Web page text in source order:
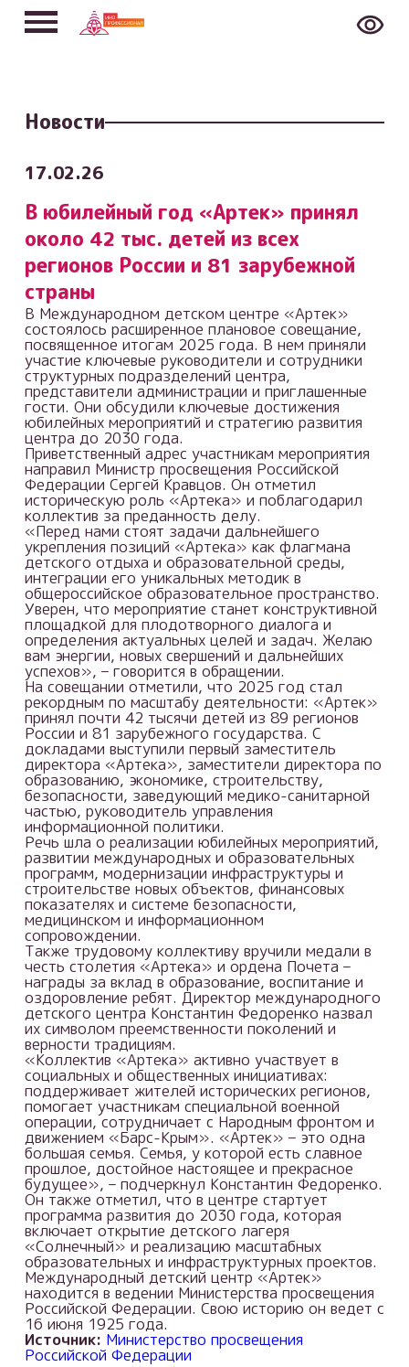
Новости
17.02.26
В юбилейный год «Артек» принял
около 42 тыс. детей из всех
регионов России и 81 зарубежной
страны
В Международном детском центре «Артек»
состоялось расширенное плановое совещание,
посвященное итогам 2025 года. В нем приняли
участие ключевые руководители и сотрудники
структурных подразделений центра,
представители администрации и приглашенные
гости. Они обсудили ключевые достижения
юбилейных мероприятий и стратегию развития
центра до 2030 года.
Приветственный адрес участникам мероприятия
направил Министр просвещения Российской
Федерации Сергей Кравцов. Он отметил
историческую роль «Артека» и поблагодарил
коллектив за преданность делу.
«Перед нами стоят задачи дальнейшего
укрепления позиций «Артека» как флагмана
детского отдыха и образовательной среды,
интеграции его уникальных методик в
общероссийское образовательное пространство.
Уверен, что мероприятие станет конструктивной
площадкой для плодотворного диалога и
определения актуальных целей и задач. Желаю
вам энергии, новых свершений и дальнейших
успехов», – говорится в обращении.
На совещании отметили, что 2025 год стал
рекордным по масштабу деятельности: «Артек»
принял почти 42 тысячи детей из 89 регионов
России и 81 зарубежного государства. С
докладами выступили первый заместитель
директора «Артека», заместители директора по
образованию, экономике, строительству,
безопасности, заведующий медико-санитарной
частью, руководитель управления
информационной политики.
Речь шла о реализации юбилейных мероприятий,
развитии международных и образовательных
программ, модернизации инфраструктуры и
строительстве новых объектов, финансовых
показателях и системе безопасности,
медицинском и информационном
сопровождении.
Также трудовому коллективу вручили медали в
честь столетия «Артека» и ордена Почета –
награды за вклад в образование, воспитание и
оздоровление ребят. Директор международного
детского центра Константин Федоренко назвал
их символом преемственности поколений и
верности традициям.
«Коллектив «Артека» активно участвует в
социальных и общественных инициативах:
поддерживает жителей исторических регионов,
помогает участникам специальной военной
операции, сотрудничает с Народным фронтом и
движением «Барс-Крым». «Артек» – это одна
большая семья. Семья, у которой есть славное
прошлое, достойное настоящее и прекрасное
будущее», – подчеркнул Константин Федоренко.
Он также отметил, что в центре стартует
программа развития до 2030 года, которая
включает открытие детского лагеря
«Солнечный» и реализацию масштабных
образовательных и инфраструктурных проектов.
Международный детский центр «Артек»
находится в ведении Министерства просвещения
Российской Федерации. Свою историю он ведет с
16 июня 1925 года.
Источник: Министерство просвещения
Российской Федерации